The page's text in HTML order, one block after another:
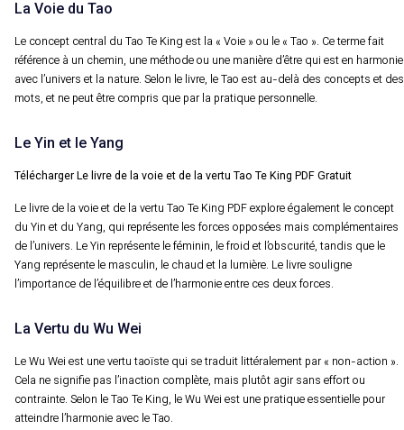
La Voie du Tao
Le concept central du Tao Te King est la « Voie » ou le « Tao ». Ce terme fait
référence à un chemin, une méthode ou une manière d’être qui est en harmonie
avec l’univers et la nature. Selon le livre, le Tao est au-delà des concepts et des
mots, et ne peut être compris que par la pratique personnelle.
Le Yin et le Yang
Télécharger Le livre de la voie et de la vertu Tao Te King PDF Gratuit
Le livre de la voie et de la vertu Tao Te King PDF explore également le concept
du Yin et du Yang, qui représente les forces opposées mais complémentaires
de l’univers. Le Yin représente le féminin, le froid et l’obscurité, tandis que le
Yang représente le masculin, le chaud et la lumière. Le livre souligne
l’importance de l’équilibre et de l’harmonie entre ces deux forces.
La Vertu du Wu Wei
Le Wu Wei est une vertu taoïste qui se traduit littéralement par « non-action ».
Cela ne signifie pas l’inaction complète, mais plutôt agir sans effort ou
contrainte. Selon le Tao Te King, le Wu Wei est une pratique essentielle pour
atteindre l’harmonie avec le Tao.